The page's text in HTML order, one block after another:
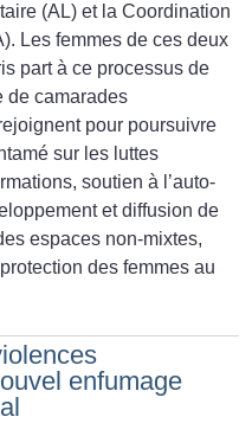
(AL) et la Coordination
Les femmes de ces deux
part à ce processus de
de camarades
pour poursuivre
sur les luttes
soutien à l’auto-
et diffusion de
espaces non-mixtes,
des femmes au
enfumage